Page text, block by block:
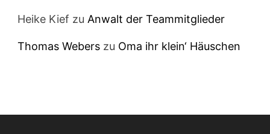
Heike Kief zuAnwalt der Teammitglieder
Thomas Webers zu Oma ihr klein‘ Häuschen